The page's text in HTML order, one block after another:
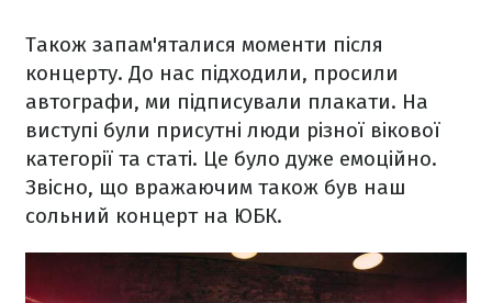
Також запам'яталися моменти після
концерту. До нас підходили, просили
автографи, ми підписували плакати. На
виступі були присутні люди різної вікової
категорії та статі. Це було дуже емоційно.
Звісно, що вражаючим також був наш
сольний концерт на ЮБК.